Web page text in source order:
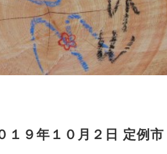
９年１０月２日 定例市